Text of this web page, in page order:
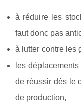
à réduire les
faut donc pas
à lutter contre les
les
de réussir dès le
de production,